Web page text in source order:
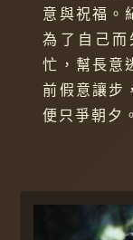
意與祝福。
為了自己
忙，幫長意
前假意讓步
便只爭朝夕。